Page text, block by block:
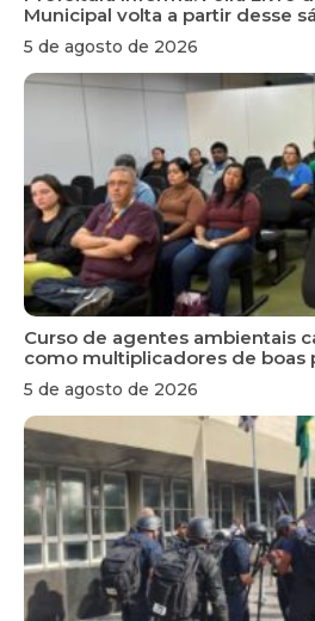
Municipal volta a partir desse
5 de agosto de 2026
Curso de agentes ambientais
como multiplicadores de boas
5 de agosto de 2026